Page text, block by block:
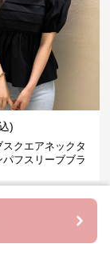
)
クエアネックタ
パフスリーブブラ